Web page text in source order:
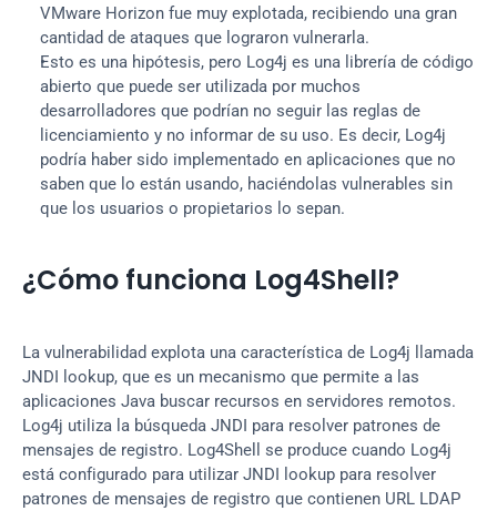
VMware Horizon fue muy explotada, recibiendo una gran
cantidad de ataques que lograron vulnerarla.
Esto es una hipótesis, pero Log4j es una librería de código
abierto que puede ser utilizada por muchos
desarrolladores que podrían no seguir las reglas de
licenciamiento y no informar de su uso. Es decir, Log4j
podría haber sido implementado en aplicaciones que no
saben que lo están usando, haciéndolas vulnerables sin
que los usuarios o propietarios lo sepan.
¿Cómo funciona Log4Shell?
La vulnerabilidad explota una característica de Log4j llamada
JNDI lookup, que es un mecanismo que permite a las
aplicaciones Java buscar recursos en servidores remotos.
Log4j utiliza la búsqueda JNDI para resolver patrones de
mensajes de registro. Log4Shell se produce cuando Log4j
está configurado para utilizar JNDI lookup para resolver
patrones de mensajes de registro que contienen URL LDAP